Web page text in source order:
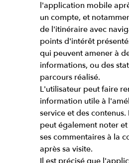
l'application mobile
un compte, et
de l'itinéraire avec
points d'intérêt
qui peuvent amener à
informations, ou des
parcours réalisé.
L'utilisateur peut faire
information utile à
service et des
peut également noter
ses commentaires à la
après sa visite.